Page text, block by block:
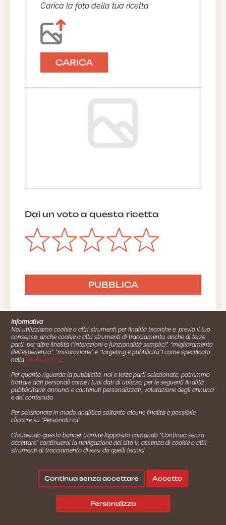
Carica la foto della tua ricetta
CARICA
Dai un voto a questa ricetta
Cucinare.it è un marchio commerciale di Impiego24.it s.r.l.
copyright 2014 - 2024 P.IVA: 03406490130
Azienda certiﬁcata ISO 27001 numero: SNR 73140386/89/I
- Azienda certiﬁcata ISO 9001 numero: SNR
Gestione consensi e categorie merceologiche marketing
Seguici su:
Termini e Condizioni
Informativa
Noi utilizziamo cookie o altri strumenti per finalità tecniche e, previo il tuo
consenso, anche cookie o altri strumenti di tracciamento, anche di terze
parti, per altre finalità (“interazioni e funzionalità semplici”, “miglioramento
dell'esperienza”, “misurazione” e “targeting e pubblicità”) come specificato
nellacookie policy.
Per quanto riguarda la pubblicità, noi e terze parti selezionate, potremmo
trattare dati personali come i tuoi dati di utilizzo, per le seguenti finalità
pubblicitarie: annunci e contenuti personalizzati, valutazione degli annunci
e del contenuto.
Per selezionare in modo analitico soltanto alcune finalità è possibile
cliccare su “Personalizza”.
Chiudendo questo banner tramite l’apposito comando “Continua senza
accettare” continuerai la navigazione del sito in assenza di cookie o altri
strumenti di tracciamento diversi da quelli tecnici.
Personalizza
Continua senza accettare Accetto